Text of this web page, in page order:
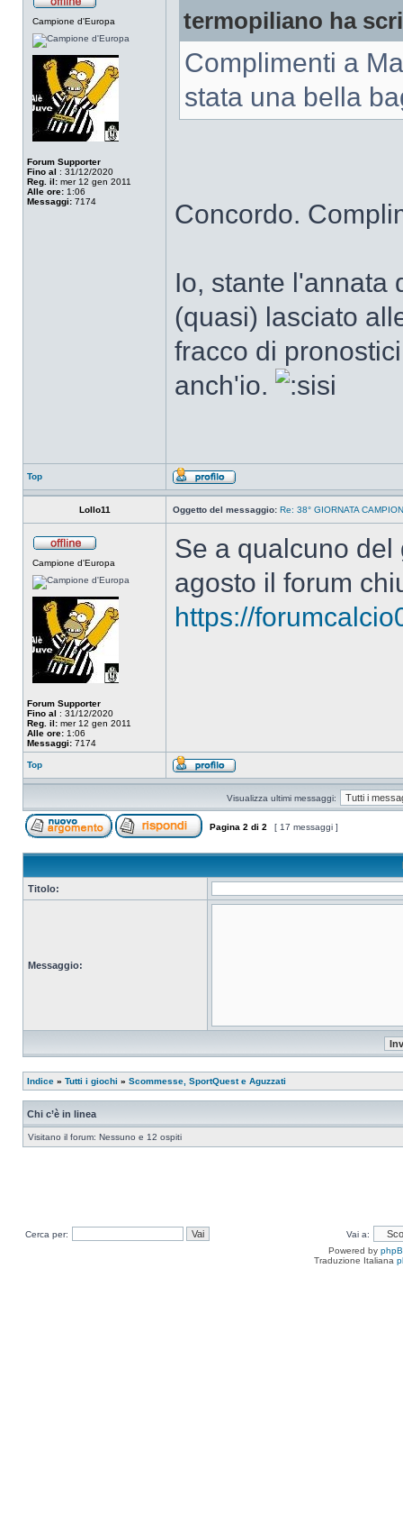
Campione d'Europa
Forum Supporter
Fino al : 31/12/2020
Reg. il: mer 12 gen 2011
Alle ore: 1:06
Messaggi: 7174
termopiliano ha
Complimenti a
stata una bella
Concordo.
Io, stante l'annata
(quasi) lasciato
fracco di
anch'io.
Top
Lollo11 Oggetto del messaggio: Re: 38° GIORNATA
Campione d'Europa
Forum Supporter
Fino al : 31/12/2020
Reg. il: mer 12 gen 2011
Alle ore: 1:06
Messaggi: 7174
Se a qualcuno
agosto il forum
https://
Top
Visualizza ultimi messaggi:
Pagina 2 di 2 [ 17 messaggi ]
Titolo:
Messaggio:
Indice » Tutti i giochi » Scommesse, SportQuest e Aguzzati
Chi c’è in linea
Visitano il forum: Nessuno e 12 ospiti
Cerca per:
Vai a:
Powered by
Traduzione Italiana